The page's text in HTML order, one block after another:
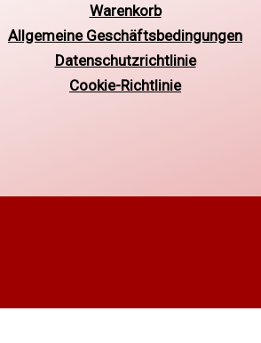
Warenkorb
Allgemeine Geschäftsbedingungen
Datenschutzrichtlinie
Cookie-Richtlinie